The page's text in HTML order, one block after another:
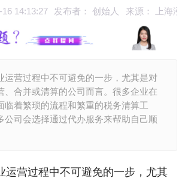
16 14:13:27 发布者： 创始人 来源： 上海泓
运营过程中不可避免的一步，尤其是对
、合并或清算的公司而言。很多企业在
临着繁琐的流程和繁重的税务清算工
公司会选择通过代办服务来帮助自己顺
运营过程中不可避免的一步，尤其